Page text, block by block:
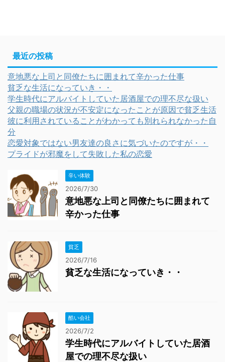
最近の投稿
意地悪な上司と同僚たちに囲まれて辛かった仕事
貧乏な生活になっていき・・
学生時代にアルバイトしていた居酒屋での理不尽な扱い
父親の職場の状況が不安定になったことが原因で貧乏生活
彼に利用されていることがわかっても別れられなかった自
分
恋愛対象ではない男友達の良さに気づいたのですが・・
プライドが邪魔をして失敗した私の恋愛
辛い体験
2026/7/30
意地悪な上司と同僚たちに囲まれて
辛かった仕事
貧乏
2026/7/16
貧乏な生活になっていき・・
酷い会社
2026/7/2
学生時代にアルバイトしていた居酒
屋での理不尽な扱い